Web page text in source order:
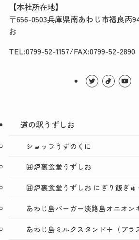
【本社所在地】
〒656-0503兵庫県南あわじ市福良丙
お
TEL:0799-52-1157/FAX:0799-52-2890
道の駅うずしお
ショップうずのくに
囲炉裏食堂うずしお
囲炉裏食堂うずしお にぎり飯ぎゅ
あわじ島バーガー淡路島オニオン
あわじ島ミルクスタンド＋（プラ